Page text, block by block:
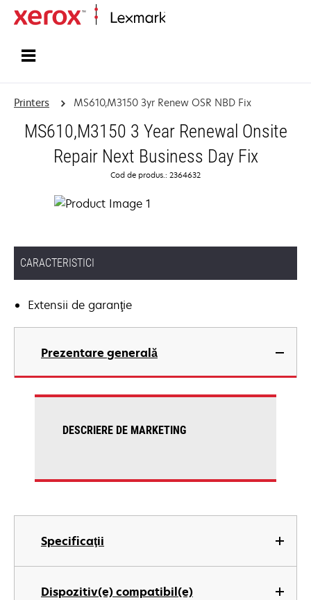
Printers MS610,M3150 3yr Renew OSR NBD Fix
MS610,M3150 3 Year Renewal Onsite
Repair Next Business Day Fix
Cod de produs.: 2364632
CARACTERISTICI
Extensii de garanţie
Prezentare generală
Specificaţii
Dispozitiv(e) compatibil(e)
DESCRIERE DE MARKETING